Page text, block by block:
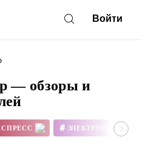
Войти
— обзоры и
# ЭЛЕКТРОНИКА